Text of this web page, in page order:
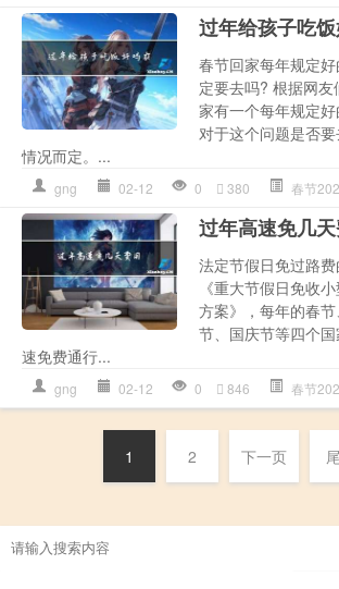
过年给孩子吃
春节回家每年规定
定要去吗? 根据网
家有一个每年规定好
对于这个问题是否
情况而定。...
gng 02-12 0 380 春节
过年高速免几
法定节假日免过路
《重大节假日免收
方案》，每年的春
节、国庆节等四个
速免费通行...
gng 02-12 0 846 春节
1 2 下一页